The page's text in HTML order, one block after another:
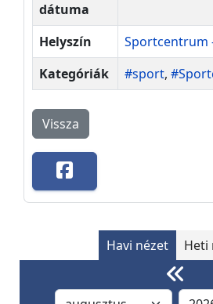
dátuma
Helyszín
Sportcentrum
Kategóriák
#sport,
Vissza
Havi nézet Heti